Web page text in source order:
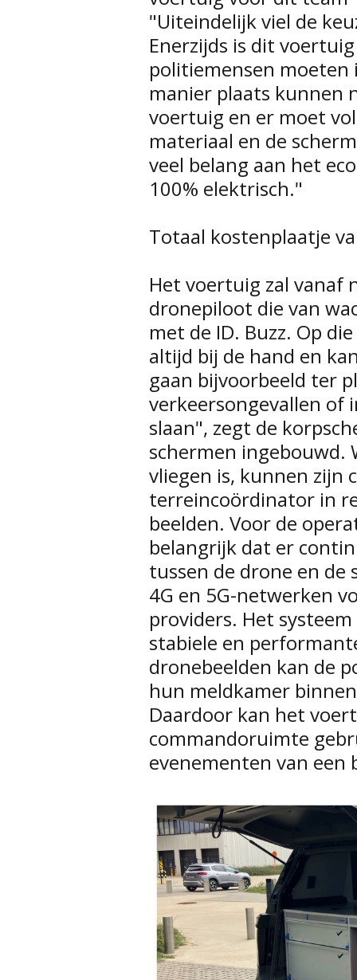
"Uiteindelijk viel de
Enerzijds is dit
politiemensen
manier plaats kunnen
voertuig en er moet
materiaal en de
veel belang aan het
100% elektrisch."
Totaal kostenplaatje
Het voertuig zal vanaf
dronepiloot die van
met de ID. Buzz. Op
altijd bij de hand en
gaan bijvoorbeeld ter
verkeersongevallen of
slaan", zegt de
schermen ingebouwd.
vliegen is, kunnen zijn
terreincoördinator in
beelden. Voor de
belangrijk dat er
tussen de drone en de
4G en 5G-netwerken
providers. Het
stabiele en
dronebeelden kan de
hun meldkamer
Daardoor kan het
commandoruimte
evenementen van een